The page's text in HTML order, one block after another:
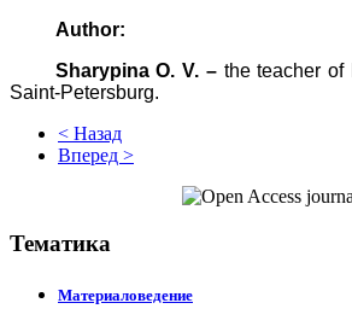
Author:
Sharypina O. V. – the teacher of
Saint-Petersburg.
< Назад
Вперед >
Тематика
Материаловедение